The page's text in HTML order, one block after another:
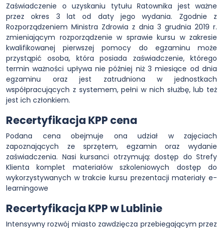
Zaświadczenie o uzyskaniu tytułu Ratownika jest ważne
przez okres 3 lat od daty jego wydania. Zgodnie z
Rozporządzeniem Ministra Zdrowia z dnia 3 grudnia 2019 r.
zmieniającym rozporządzenie w sprawie kursu w zakresie
kwalifikowanej pierwszej pomocy do egzaminu może
przystąpić osoba, która posiada zaświadczenie, którego
termin ważności upływa nie później niż 3 miesiące od dnia
egzaminu oraz jest zatrudniona w jednostkach
współpracujących z systemem, pełni w nich służbę, lub też
jest ich członkiem.
Recertyfikacja KPP cena
Podana cena obejmuje ona udział w zajęciach
zapoznających ze sprzętem, egzamin oraz wydanie
zaświadczenia. Nasi kursanci otrzymują: dostęp do Strefy
Klienta komplet materiałów szkoleniowych dostęp do
wykorzystywanych w trakcie kursu prezentacji materiały e-
learningowe
Recertyfikacja KPP w Lublinie
Intensywny rozwój miasto zawdzięcza przebiegającym przez